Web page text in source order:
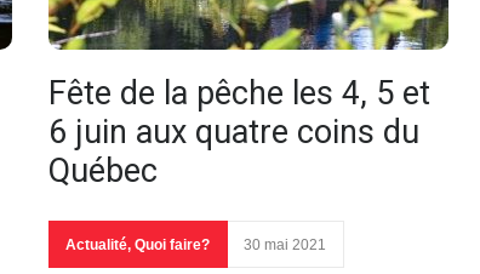
Fête de la pêche les 4, 5 et
6 juin aux quatre coins du
Québec
Actualité, Quoi faire? 30 mai 2021